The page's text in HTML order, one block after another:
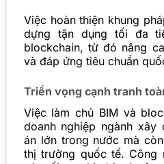
Việc hoàn thiện khung
dựng tận dụng tối đa
blockchain, từ đó nâng
và đáp ứng tiêu chuẩn
Triển vọng cạnh tranh
Việc làm chủ BIM và
doanh nghiệp ngành
án lớn trong nước mà
thị trường quốc tế. Công